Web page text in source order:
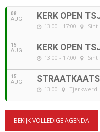
08
AUG KERK OPEN
13:00 - 17:00 Sint
15
AUG KERK OPEN
13:00 - 17:00 Sint
15
AUG
13:00 Tjerkwerd
BEKIJK VOLLEDIGE AGENDA